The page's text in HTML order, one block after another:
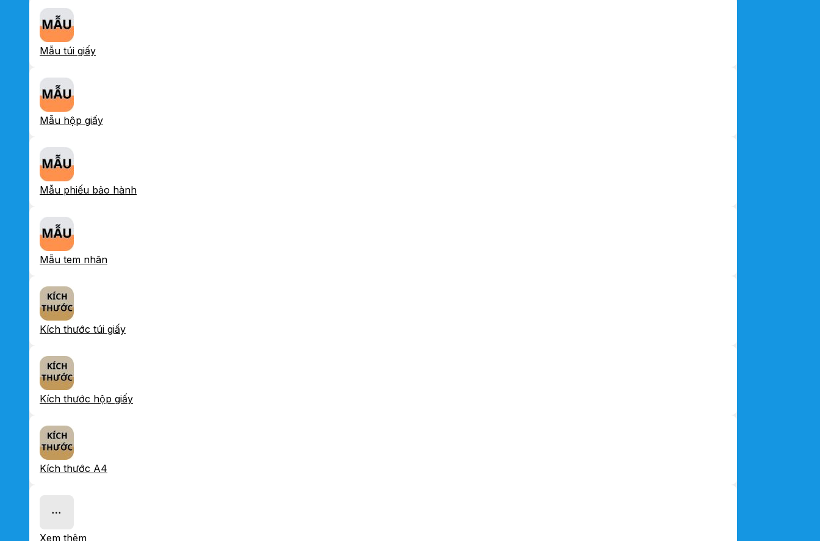
Mẫu túi giấy
Mẫu hộp giấy
Mẫu phiếu bảo hành
Mẫu tem nhãn
Kích thước túi giấy
Kích thước hộp giấy
Kích thước A4
Xem thêm